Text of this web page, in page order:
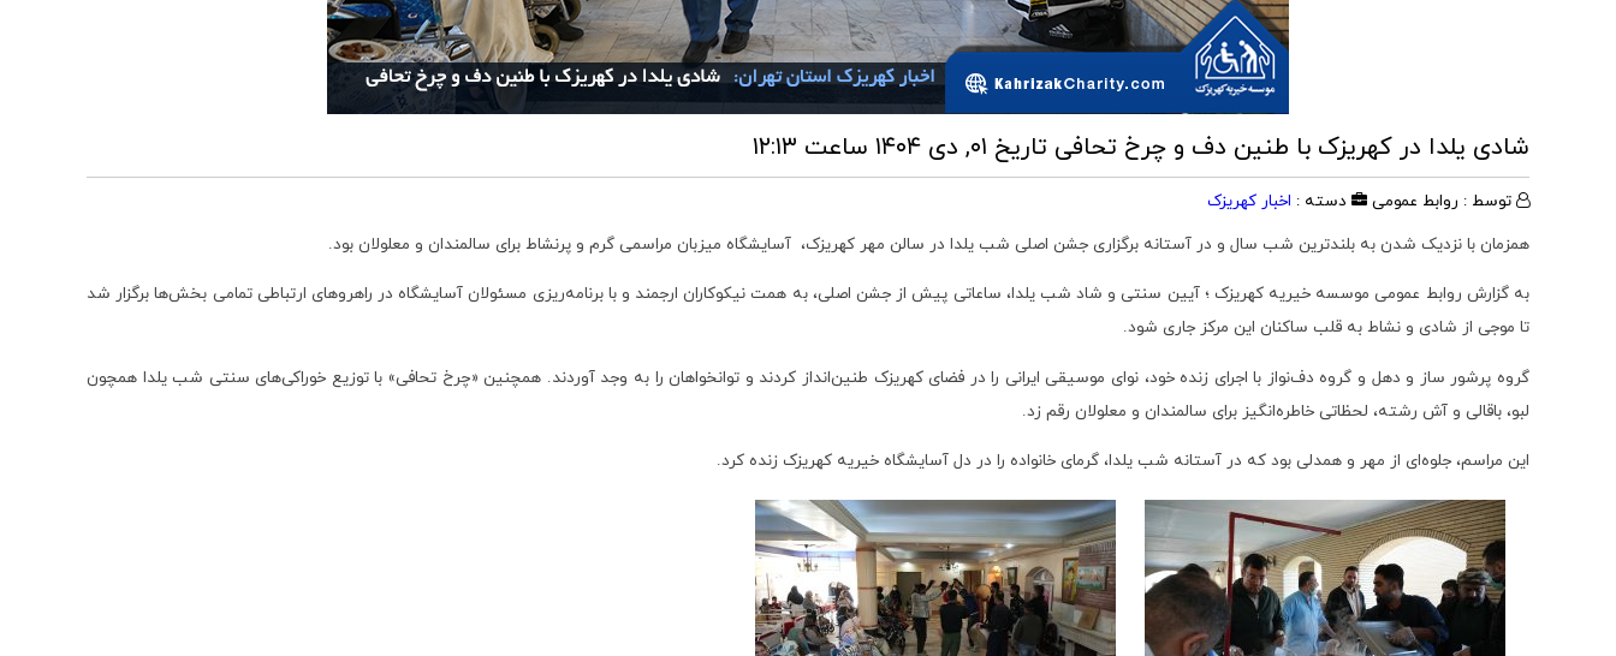
شادی یلدا در کهریزک با طنین دف و چرخ تحافی تاریخ ۰۱, دی ۱۴۰۴ ساعت ۱۲:۱۳
توسط : روابط عمومی دسته : اخبار کهریزک
همزمان با نزدیک شدن به بلندترین شب سال و در آستانه برگزاری جشن اصلی شب یلدا در سالن مهر کهریزک، آسایشگاه میزبان مراسمی گرم و پرنشاط برای سالمندان و معلولان بود.
به گزارش روابط عمومی موسسه خیریه کهریزک ؛ آیین سنتی و شاد شب یلدا، ساعاتی پیش از جشن اصلی، به همت نیکوکاران ارجمند و با برنامه‌ریزی مسئولان آسایشگاه در راهروهای ارتباطی تمامی بخش‌ها برگزار شد
تا موجی از شادی و نشاط به قلب ساکنان این مرکز جاری شود.
گروه پرشور ساز و دهل و گروه دف‌نواز با اجرای زنده خود، نوای موسیقی ایرانی را در فضای کهریزک طنین‌انداز کردند و توانخواهان را به وجد آوردند. همچنین «چرخ تحافی» با توزیع خوراکی‌های سنتی شب یلدا همچون
لبو، باقالی و آش رشته، لحظاتی خاطره‌انگیز برای سالمندان و معلولان رقم زد.
این مراسم، جلوه‌ای از مهر و همدلی بود که در آستانه شب یلدا، گرمای خانواده را در دل آسایشگاه خیریه کهریزک زنده کرد.